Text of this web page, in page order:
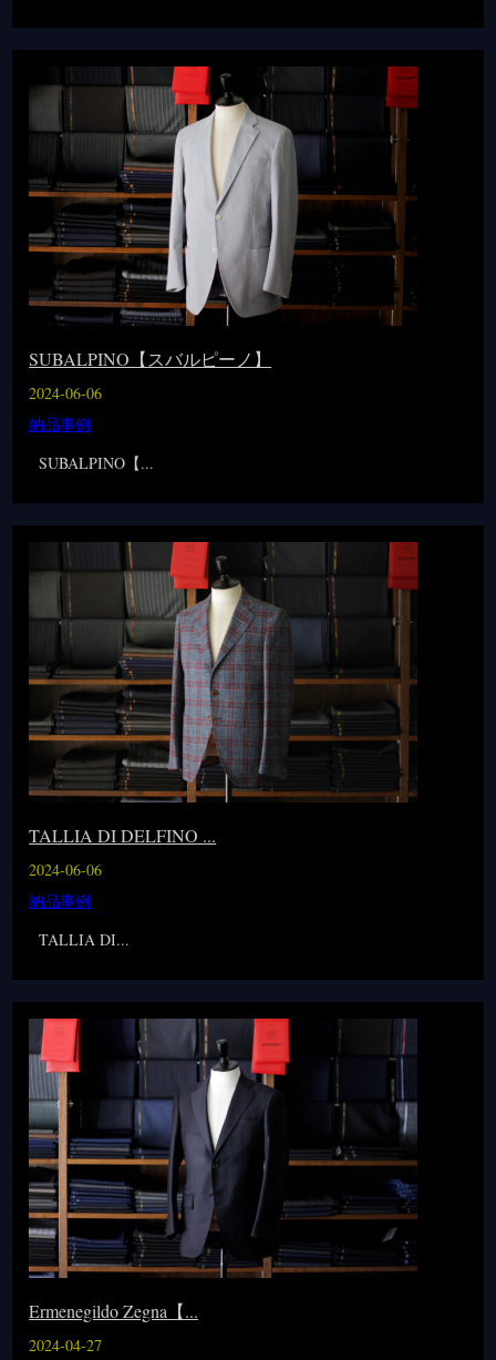
SUBALPINO【スバルピーノ】
2024-06-06
納品事例
SUBALPINO【...
TALLIA DI DELFINO ...
2024-06-06
納品事例
TALLIA DI...
Ermenegildo Zegna【...
2024-04-27